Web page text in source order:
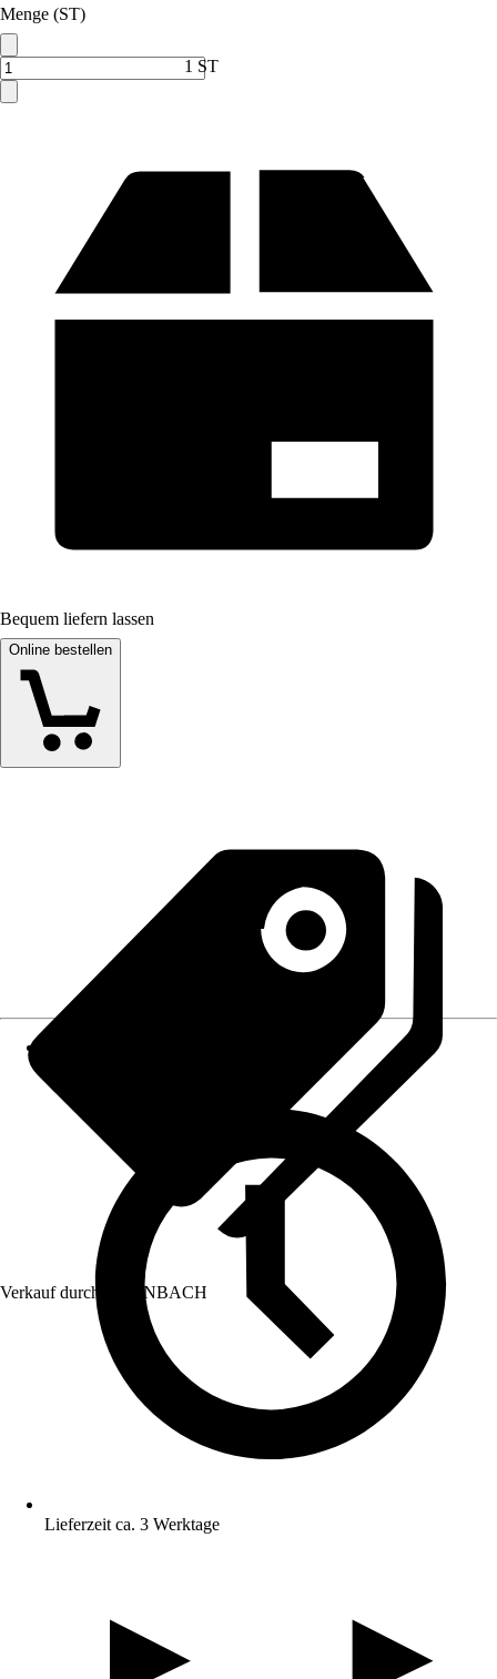
Menge (ST)
1 ST
Bequem liefern lassen
Online bestellen
Verkauf durch: HORNBACH
Lieferzeit ca. 3 Werktage